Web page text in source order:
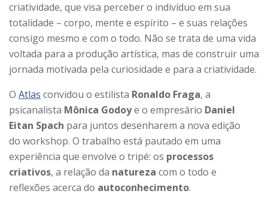
criatividade, que visa perceber o indivíduo em sua
totalidade – corpo, mente e espírito – e suas relações
consigo mesmo e com o todo. Não se trata de uma vida
voltada para a produção artística, mas de construir uma
jornada motivada pela curiosidade e para a criatividade.
O Atlas convidou o estilista Ronaldo Fraga, a
psicanalista Mônica Godoye o empresário Daniel
Eitan Spach para juntos desenharem a nova edição
do workshop. O trabalho está pautado em uma
experiência que envolve o tripé: os processos
criativos, a relação da natureza com o todo e
reflexões acerca do autoconhecimento.